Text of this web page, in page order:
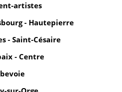
artistes
- Hautepierre
- Saint-Césaire
- Centre